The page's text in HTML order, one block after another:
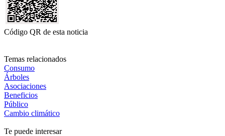
Código QR de esta noticia
Temas relacionados
Consumo
Árboles
Asociaciones
Beneficios
Público
Cambio climático
Te puede interesar